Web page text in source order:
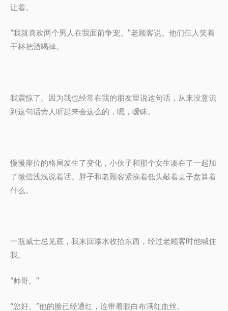
让着。
“我就喜欢两个男人在我面前争宠。”老顾客说。他们仨人笑着
干杯把酒喝掉。
我震惊了。因为我也经常在我的朋友里说这句话，从来没意识
到这句话旁人听起来会这么的，嗯，暧昧。
慢慢座位的格局发生了变化，小伙子和那个女生凑在了一起加
了微信浅浅说着话。胖子和老顾客紧挨着低头敲着桌子盘算着
什么。
一瓶威士忌见底，我来回添水收拾东西，经过老顾客时他喊住
我。
“帅哥。”
“您好。”他的脸已经通红，连带着眼白布满红血丝。